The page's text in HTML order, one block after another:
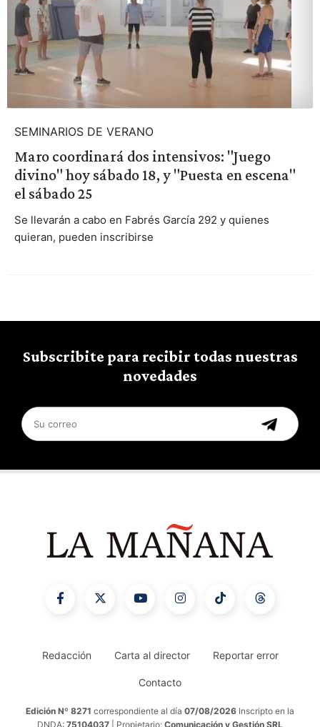
SEMINARIOS DE VERANO
Maro coordinará dos intensivos: "Juego
divino" hoy sábado 18, y "Puesta en escena"
el sábado 25
Se llevarán a cabo en Fabrés García 292 y quienes
quieran, pueden inscribirse
Subscribite para recibir todas nuestras
novedades
Redacción Carta al director Reportar error
Contacto
Edición Nº 8271 correspondiente al día 07/08/2026 Inscripto en la
DNDA: 75104037 | Propietario: Comunicación y Gestión SRL